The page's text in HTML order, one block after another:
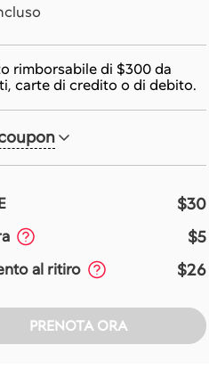
rimborsabile di $300da
carte di credito o di debito.
$30
$5
al ritiro $26
PRENOTA ORA